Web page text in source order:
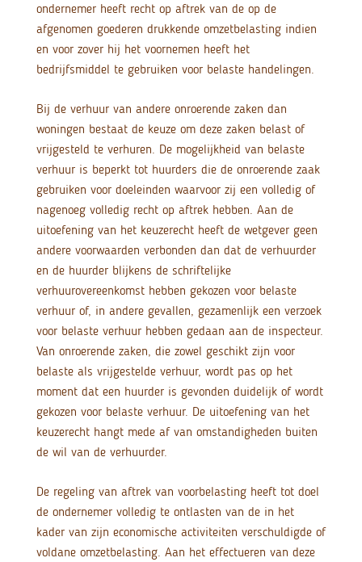
ondernemer heeft recht op aftrek van de op de
afgenomen goederen drukkende omzetbelasting indien
en voor zover hij het voornemen heeft het
bedrijfsmiddel te gebruiken voor belaste handelingen.
Bij de verhuur van andere onroerende zaken dan
woningen bestaat de keuze om deze zaken belast of
vrijgesteld te verhuren. De mogelijkheid van belaste
verhuur is beperkt tot huurders die de onroerende zaak
gebruiken voor doeleinden waarvoor zij een volledig of
nagenoeg volledig recht op aftrek hebben. Aan de
uitoefening van het keuzerecht heeft de wetgever geen
andere voorwaarden verbonden dan dat de verhuurder
en de huurder blijkens de schriftelijke
verhuurovereenkomst hebben gekozen voor belaste
verhuur of, in andere gevallen, gezamenlijk een verzoek
voor belaste verhuur hebben gedaan aan de inspecteur.
Van onroerende zaken, die zowel geschikt zijn voor
belaste als vrijgestelde verhuur, wordt pas op het
moment dat een huurder is gevonden duidelijk of wordt
gekozen voor belaste verhuur. De uitoefening van het
keuzerecht hangt mede af van omstandigheden buiten
de wil van de verhuurder.
De regeling van aftrek van voorbelasting heeft tot doel
de ondernemer volledig te ontlasten van de in het
kader van zijn economische activiteiten verschuldigde of
voldane omzetbelasting. Aan het effectueren van deze